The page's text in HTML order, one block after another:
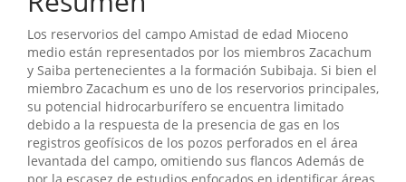
Los reservorios del campo Amistad de edad Mioceno
medio están representados por los miembros Zacachum
y Saiba pertenecientes a la formación Subibaja. Si bien el
miembro Zacachum es uno de los reservorios principales,
su potencial hidrocarburífero se encuentra limitado
debido a la respuesta de la presencia de gas en los
registros geofísicos de los pozos perforados en el área
levantada del campo, omitiendo sus flancos Además de